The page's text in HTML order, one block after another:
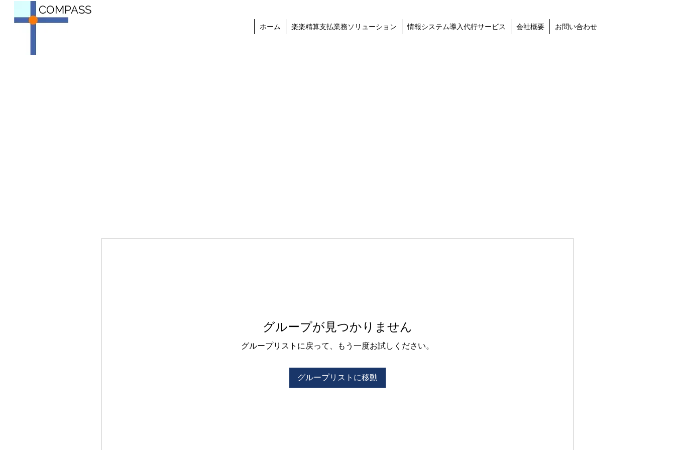
COMPASS
ホーム 楽楽精算支払業務ソリューション 情報システム導入代行サービス 会社概要 お問い合わせ
グループが見つかりません
グループリストに戻って、もう一度お試しください。
グループリストに移動